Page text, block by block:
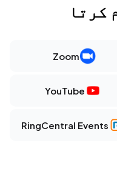
کرتا
Zoom
YouTube
RingCentral Events